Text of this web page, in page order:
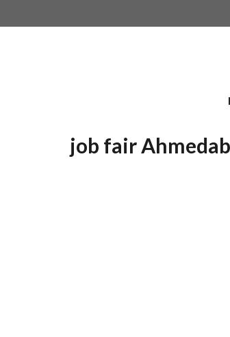
to
job fair